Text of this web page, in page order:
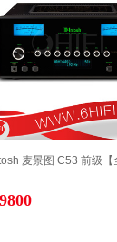
麦景图 C53 前级【